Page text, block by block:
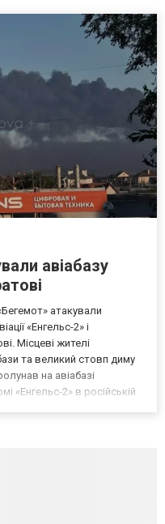
авіабазу
атакували
«Енгельс-2» і
Місцеві жителі
та великий стовп диму
на авіабазі
«Енгельс-2» в російській